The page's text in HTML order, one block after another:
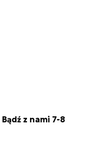
z nami 7-8